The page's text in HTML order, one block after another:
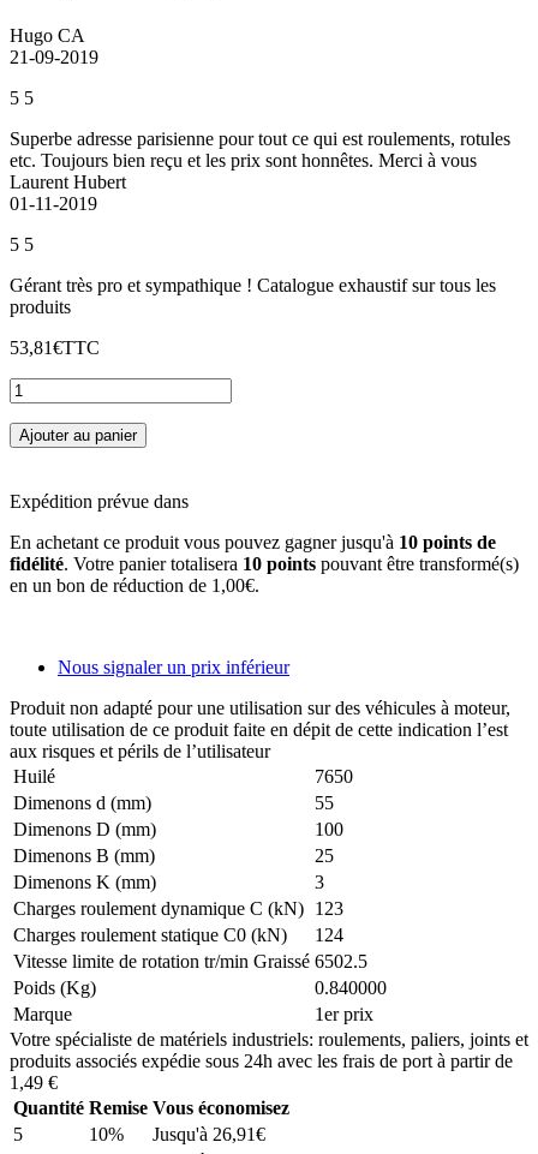
Hugo CA
21-09-2019
5 5
Superbe adresse parisienne pour tout ce qui est roulements, rotules
etc. Toujours bien reçu et les prix sont honnêtes. Merci à vous
Laurent Hubert
01-11-2019
5 5
Gérant très pro et sympathique ! Catalogue exhaustif sur tous les
produits
53,81€TTC
Ajouter au panier
Expédition prévue dans
En achetant ce produit vous pouvez gagner jusqu'à 10 points de
fidélité. Votre panier totalisera 10 points pouvant être transformé(s)
en un bon de réduction de 1,00€.
Nous signaler un prix inférieur
Produit non adapté pour une utilisation sur des véhicules à moteur,
toute utilisation de ce produit faite en dépit de cette indication l’est
aux risques et périls de l’utilisateur
Huilé
7650
Dimenons d (mm)
55
Dimenons D (mm)
100
Dimenons B (mm)
25
Dimenons K (mm)
3
Charges roulement dynamique C (kN) 123
Charges roulement statique C0 (kN)
124
Vitesse limite de rotation tr/min Graissé 6502.5
Poids (Kg)
0.840000
Marque
1er prix
Votre spécialiste de matériels industriels: roulements, paliers, joints et
produits associés expédie sous 24h avec les frais de port à partir de
1,49 €
Quantité Remise Vous économisez
5
10% Jusqu'à 26,91€